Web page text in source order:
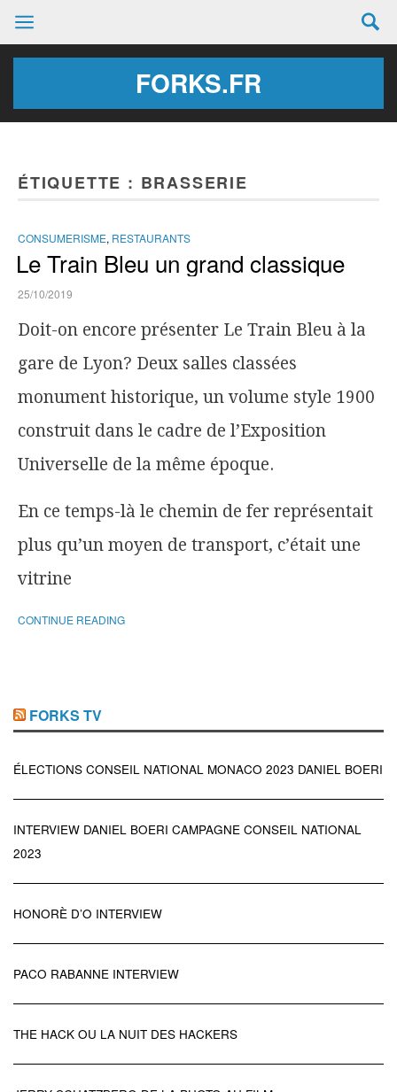
FORKS.FR
ÉTIQUETTE : BRASSERIE
CONSUMERISME, RESTAURANTS
Le Train Bleu un grand classique
25/10/2019
Doit-on encore présenter Le Train Bleu à la
gare de Lyon? Deux salles classées
monument historique, un volume style 1900
construit dans le cadre de l’Exposition
Universelle de la même époque.
En ce temps-là le chemin de fer représentait
plus qu’un moyen de transport, c’était une
vitrine
CONTINUE READING
FORKS TV
ÉLECTIONS CONSEIL NATIONAL MONACO 2023 DANIEL BOERI
INTERVIEW DANIEL BOERI CAMPAGNE CONSEIL NATIONAL
2023
HONORÈ D’O INTERVIEW
PACO RABANNE INTERVIEW
THE HACK OU LA NUIT DES HACKERS